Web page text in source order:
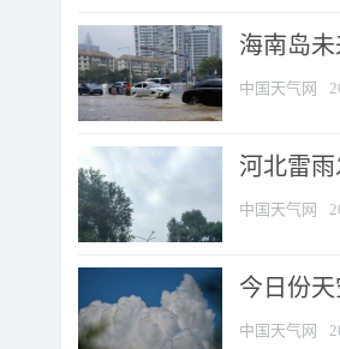
海南岛
中国天气网
河北雷
中国天气网
今日份
中国天气网